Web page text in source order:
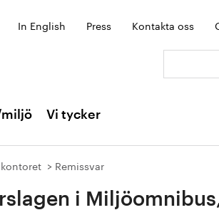
In English Press Kontakta oss
miljö Vi tycker
Remissvar
i